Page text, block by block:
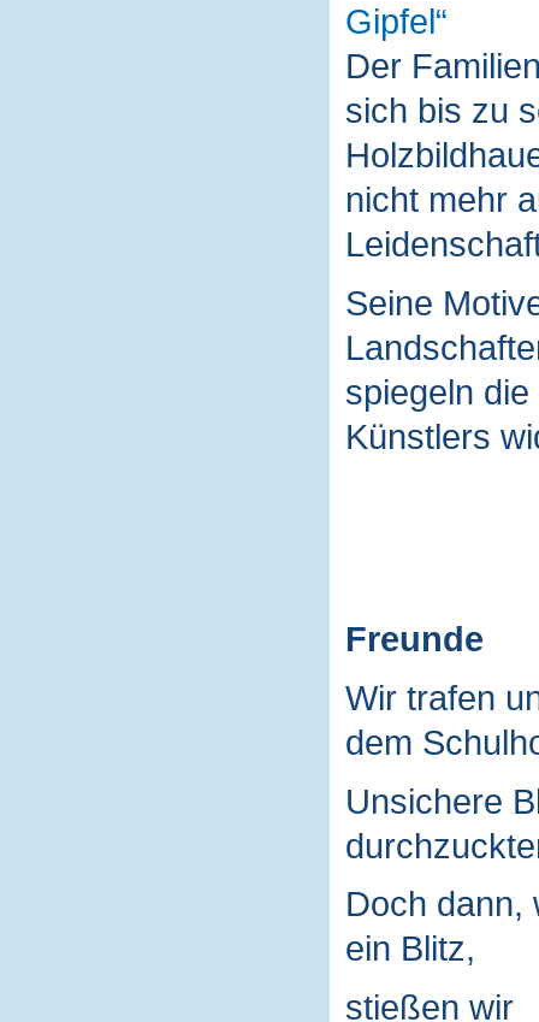
Gipfel
Der
sich bis zu
nicht mehr
Seine
spiegeln
Künstlers
Freunde
Wir trafen
dem
Unsichere
Doch dann,
ein Blitz,
stießen wir